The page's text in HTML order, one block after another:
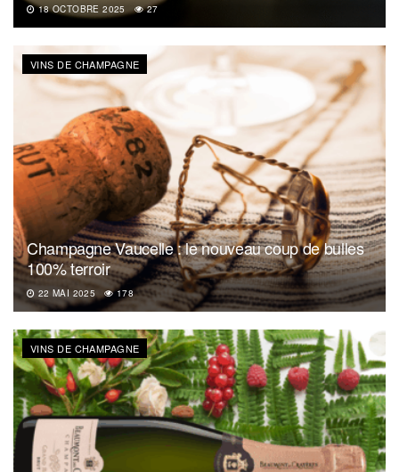
18 OCTOBRE 2025 27
VINS DE CHAMPAGNE
Champagne Vaucelle : le nouveau coup de bulles
100% terroir
22 MAI 2025 178
VINS DE CHAMPAGNE